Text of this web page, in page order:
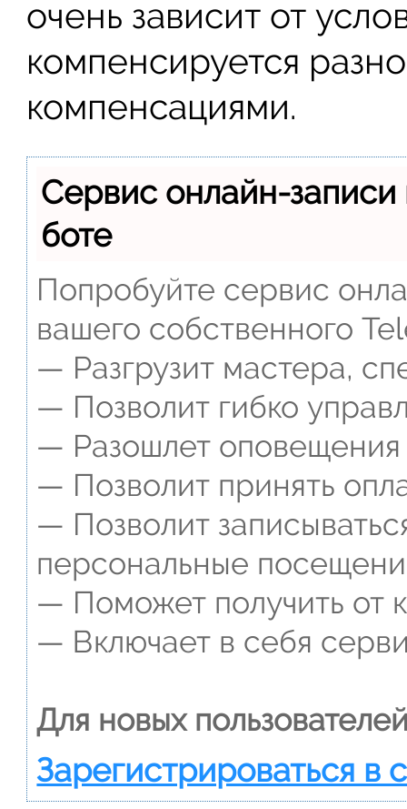
очень зависит от
компенсируется
компенсациями.
Сервис онлайн-
боте
Попробуйте сервис
вашего собственного
— Разгрузит мастера,
— Позволит гибко
— Разошлет оповещения
— Позволит принять
— Позволит
персональные
— Поможет получить от
— Включает в себя
Для новых
Зарегистрироваться в